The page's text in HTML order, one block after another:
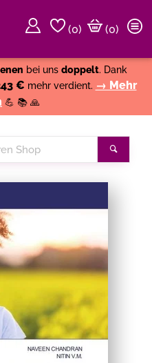
(0)
(0)
bei uns doppelt. Dank
€ mehr verdient. → Mehr
💪 📚 🙏